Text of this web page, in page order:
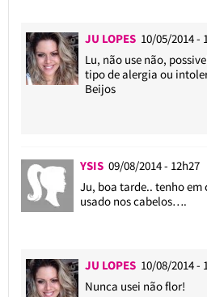
JU LOPES 10/05/2014 -
Lu, não use não,
tipo de alergia ou
Beijos
YSIS 09/08/2014 - 12h27
Ju, boa tarde.. tenho em
usado nos cabelos….
JU LOPES 10/08/2014 -
Nunca usei não flor!